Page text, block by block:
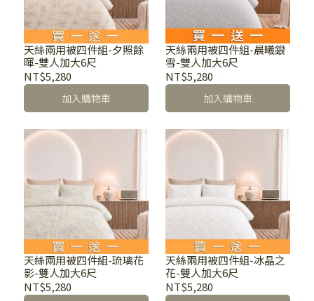
天絲兩用被四件組-夕照餘
暉-雙人加大6尺
NT$5,280
加入購物車
天絲兩用被四件組-晨曦銀
雪-雙人加大6尺
NT$5,280
加入購物車
天絲兩用被四件組-琉璃花
影-雙人加大6尺
NT$5,280
天絲兩用被四件組-冰晶之
花-雙人加大6尺
NT$5,280